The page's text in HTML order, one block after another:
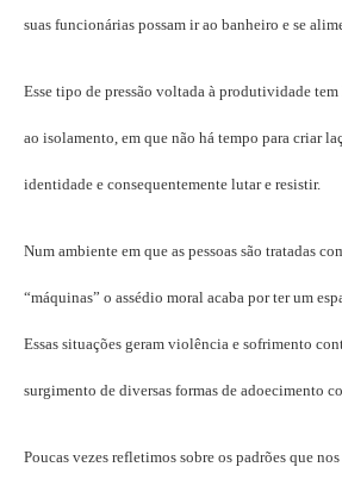
suas funcionárias possam ir ao banheiro e se
Esse tipo de pressão voltada à produtividade
ao isolamento, em que não há tempo para criar
identidade e consequentemente lutar e resistir.
Num ambiente em que as pessoas são tratadas
“máquinas” o assédio moral acaba por ter um
Essas situações geram violência e sofrimento
surgimento de diversas formas de adoecimento
Poucas vezes refletimos sobre os padrões que